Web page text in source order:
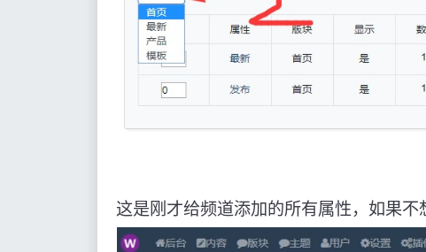
这是刚才给频道添加的所有属性，如果